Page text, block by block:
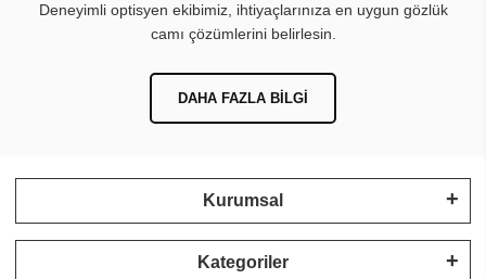
Deneyimli optisyen ekibimiz, ihtiyaçlarınıza en uygun gözlük
camı çözümlerini belirlesin.
DAHA FAZLA BILGI
Kurumsal
Kategoriler